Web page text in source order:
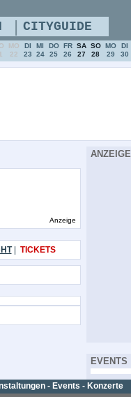
Anzeige
| TICKETS
ANZEIGE
EVENTS
- Events - Konzerte
| CITYGUIDE
MO
22
DI
23
MI
24
DO
25
FR
26
SA
27
SO
28
MO
29
DI
30